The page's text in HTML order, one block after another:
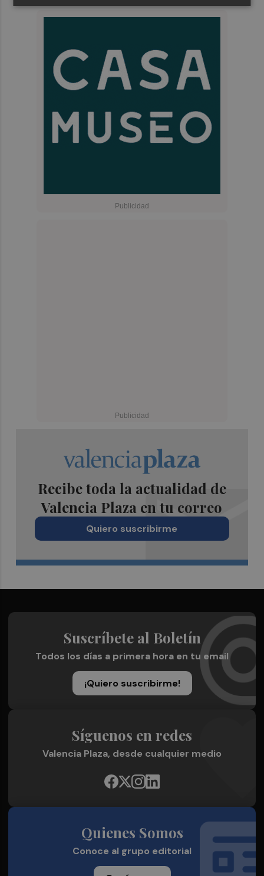
Recibe toda la actualidad de
Valencia Plaza en tu correo
Quiero suscribirme
Suscríbete al Boletín
Todos los días a primera hora en tu email
¡Quiero suscribirme!
Síguenos en redes
Valencia Plaza, desde cualquier medio
Quienes Somos
Conoce al grupo editorial